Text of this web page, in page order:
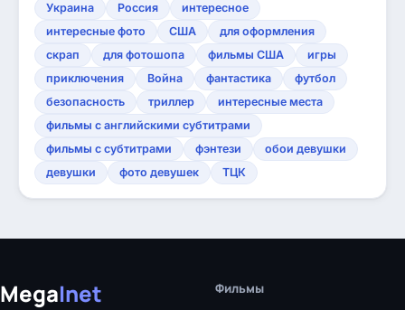
Украина Россия
интересное
интересные фото
США
для оформления
скрап
для фотошопа фильмы США
игры
приключения
Война фантастика
футбол
безопасность
триллер
интересные места
фильмы с английскими субтитрами
фильмы с субтитрами
фэнтези
обои девушки
девушки
фото девушек ТЦК
MegaInet Фильмы